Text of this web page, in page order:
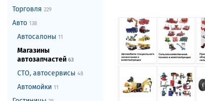
Торговля 229
Авто 138
Автосалоны 11
Магазины
автозапчастей 63
СТО, автосервисы 48
Автомойки 11